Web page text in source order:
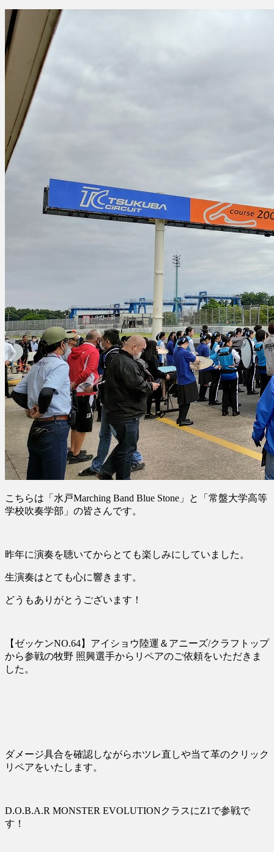
こちらは「水戸Marching Band Blue Stone」と「常盤大学高等
学校吹奏学部」の皆さんです。
昨年に演奏を聴いてからとても楽しみにしていました。
生演奏はとても心に響きます。
どうもありがとうございます！
【ゼッケンNO.64】アイショウ陸運＆アニーズ/クラフトップ
から参戦の牧野 照興選手からリペアのご依頼をいただきま
した。
ダメージ具合を確認しながらホツレ直しや当て革のクリック
リペアをいたします。
D.O.B.A.R MONSTER EVOLUTIONクラスにZ1で参戦で
す！